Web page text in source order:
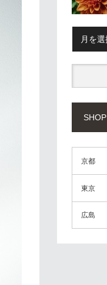
SHOP
京都
東京
広島